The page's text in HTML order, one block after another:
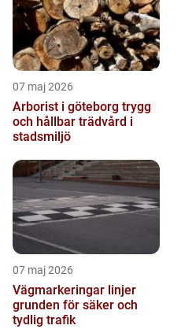
07 maj 2026
Arborist i göteborg trygg
och hållbar trädvård i
stadsmiljö
07 maj 2026
Vägmarkeringar linjer
grunden för säker och
tydlig trafik